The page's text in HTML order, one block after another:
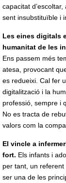
capacitat
sent insubstituïble i
Les eines digitals
humanitat de les
Ens passem més
atesa, provocant
es redueixi. Cal fer
digitalització i la
professió, sempre i
No es tracta de
valors com la
El vincle a
fort. Els infants i
per tant, un referent
ser una de les